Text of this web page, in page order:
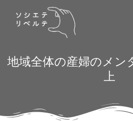
へ
ス
プ
地域全体の産婦のメン
上